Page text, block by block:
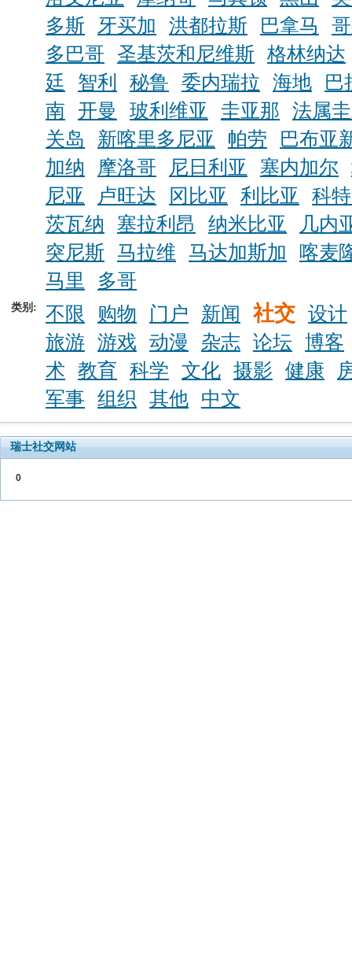
多斯
牙买加 洪都拉斯 巴拿马
多巴哥
圣基茨和尼维斯 格林纳达
廷
智利 秘鲁 委内瑞拉 海地
巴
南
开曼 玻利维亚 圭亚那
法属
关岛
新喀里多尼亚 帕劳
巴布亚
加纳
摩洛哥 尼日利亚 塞内加尔
尼亚
卢旺达 冈比亚 利比亚
科
茨瓦纳
塞拉利昂 纳米比亚
几内
突尼斯
马拉维 马达加斯加
喀麦
马里
多哥
类别: 不限 购物 门户 新闻 社交 设计
旅游
游戏 动漫 杂志 论坛 博客
术
教育 科学 文化 摄影 健康
军事
组织 其他 中文
瑞士社交网站
0